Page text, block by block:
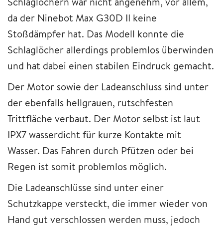
da der Ninebot Max G30D II keine
Stoßdämpfer hat. Das Modell konnte die
Schlaglöcher allerdings problemlos überwinden
und hat dabei einen stabilen Eindruck gemacht.
Der Motor sowie der Ladeanschluss sind unter
der ebenfalls hellgrauen, rutschfesten
Trittfläche verbaut. Der Motor selbst ist laut
IPX7 wasserdicht für kurze Kontakte mit
Wasser. Das Fahren durch Pfützen oder bei
Regen ist somit problemlos möglich.
Die Ladeanschlüsse sind unter einer
Schutzkappe versteckt, die immer wieder von
Hand gut verschlossen werden muss, jedoch